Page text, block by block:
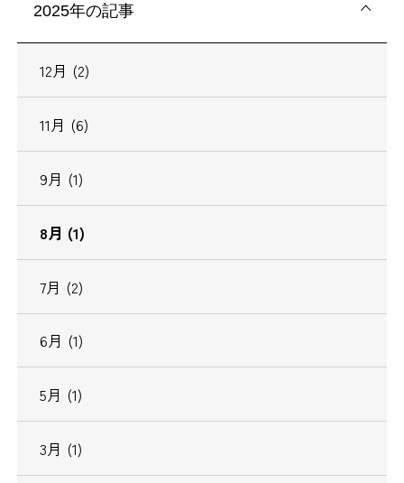
2025年の記事
12月 (2)
11月 (6)
9月 (1)
8月 (1)
7月 (2)
6月 (1)
5月 (1)
3月 (1)